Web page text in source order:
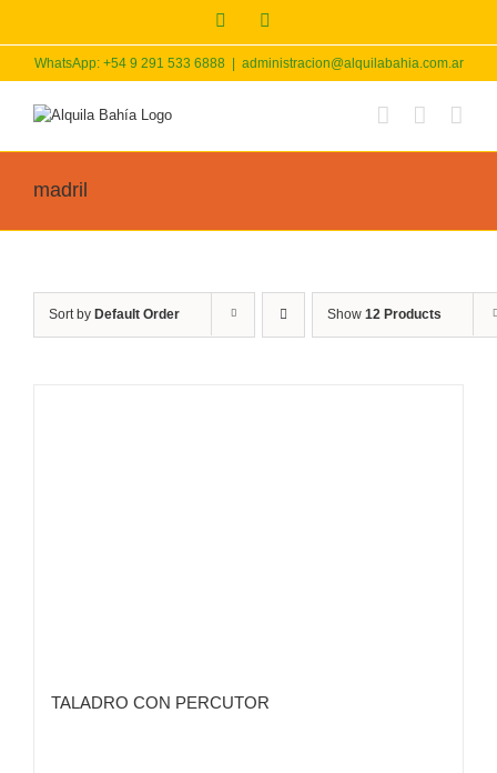
content
Facebook
WhatsApp: +54 9 291 533 6888 administracion@alquilabahia.com.ar
madril
Sort by Default Order Show 12 Products
TALADRO CON PERCUTOR